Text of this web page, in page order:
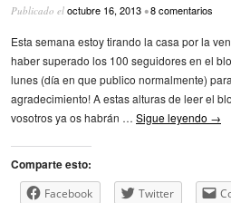
Publicado el octubre 16, 2013 •8 comentarios
Esta semana estoy tirando la casa por la
haber superado los 100 seguidores en el
lunes (día en que publico normalmente)
agradecimiento! A estas alturas de leer el
vosotros ya os habrán … Sigue leyendo →
Comparte esto:
Facebook Twitter